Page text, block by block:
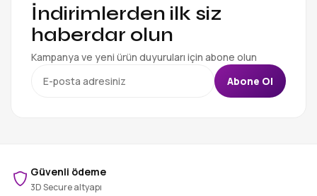
İndirimlerden ilk siz
haberdar olun
Kampanya ve yeni ürün duyuruları için abone olun
Abone Ol
Güvenli ödeme
3D Secure altyapı